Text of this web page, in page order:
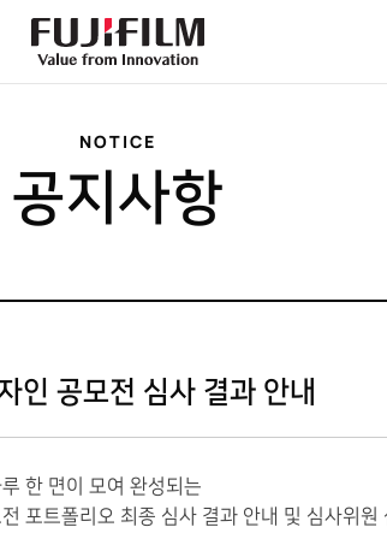
NOTICE
공지사항
인 공모전 심사 결과 안내
한 면이 모여 완성되는
포트폴리오 최종 심사 결과 안내 및 심사위원